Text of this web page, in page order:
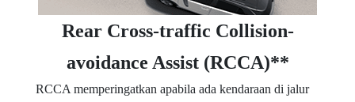
Rear Cross-traffic Collision-
avoidance Assist (RCCA)**
RCCA memperingatkan apabila ada kendaraan di jalur